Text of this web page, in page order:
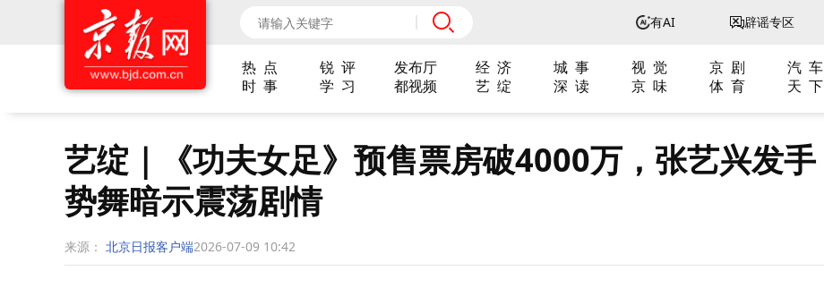
有AI 辟谣专区
热 点 锐 评 发布厅 经 济 城 事 视 觉 京 剧 汽 车
时 事
学 习 都视频 艺 绽 深 读 京 味 体 育 天 下
艺绽｜《功夫女足》预售票房破4000万，张艺兴发手
势舞暗示震荡剧情
来源： 北京日报客户端2026-07-09 10:42